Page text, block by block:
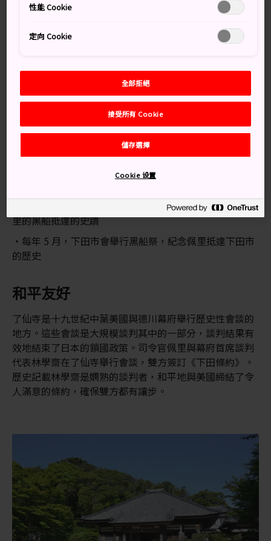
若從東京出發，請搭乘 JR 新幹線東海道線至熱海站，大
約 50 分鐘的車程。再從熱海轉搭 JR 伊東線至伊東站，大
約 25 分鐘車程。從伊東站再轉搭伊豆急行線至下田站。
知識補給站
了仙寺是美國政府與日本德川幕府，於 1858 年簽訂
《日美修好通商條約》的地方
16 至 19 世紀的跨文化交流故事，其中也包括了司令官佩
里的黑船抵達的史蹟
每年 5 月，下田市會舉行黑船祭，紀念佩里抵達下田市
的歷史
和平友好
了仙寺是十九世紀中葉美國與德川幕府舉行歷史性會談的
地方。這些會談是大規模談判其中的一部分，談判結果有
效地結束了日本的鎖國政策。司令官佩里與幕府首席談判
代表林學齋在了仙寺舉行會談，雙方簽訂《下田條約》。
歷史記載林學齋是嫻熟的談判者，和平地與美國締結了令
人滿意的條約，確保雙方都有讓步。
性能 Cookie
定向 Cookie
全部拒絕
接受所有 Cookie
儲存選擇
Cookie 设置